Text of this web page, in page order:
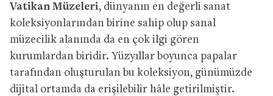
Vatikan Müzeleri, dünyanın en değerli sanat
koleksiyonlarından birine sahip olup sanal
müzecilik alanında da en çok ilgi gören
kurumlardan biridir. Yüzyıllar boyunca papalar
tarafından oluşturulan bu koleksiyon, günümüzde
dijital ortamda da erişilebilir hâle getirilmiştir.